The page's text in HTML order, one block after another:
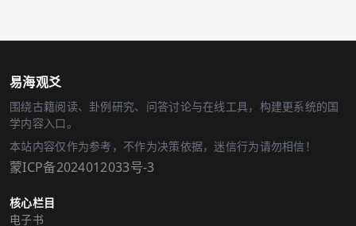
易海观爻
围绕古籍阅读、卦例研究、问答讨论与在线工具，构建更系统的国
学内容入口。
本站内容仅作为参考，不作为决策依据，迷信行为请勿相信！
蒙ICP备2024012033号-3
核心栏目
电子书